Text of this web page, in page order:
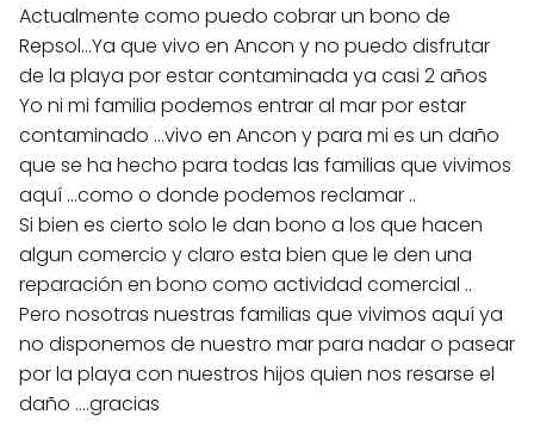
Actualmente como puedo cobrar un bono de
Repsol...Ya que vivo en Ancon y no puedo disfrutar
de la playa por estar contaminada ya casi 2 años
Yo ni mi familia podemos entrar al mar por estar
contaminado ...vivo en Ancon y para mi es un daño
que se ha hecho para todas las familias que vivimos
aquí ...como o donde podemos reclamar ..
Si bien es cierto solo le dan bono a los que hacen
algun comercio y claro esta bien que le den una
reparación en bono como actividad comercial ..
Pero nosotras nuestras familias que vivimos aquí ya
no disponemos de nuestro mar para nadar o pasear
por la playa con nuestros hijos quien nos resarse el
daño ....gracias